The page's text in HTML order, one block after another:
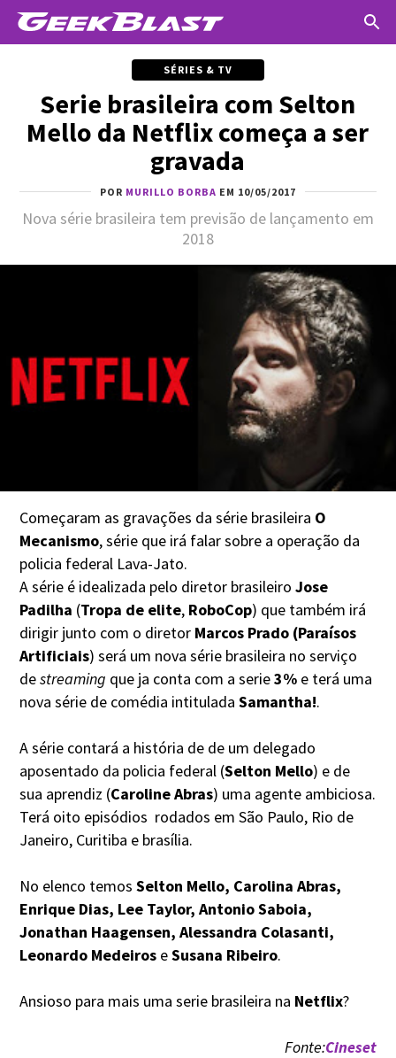
SÉRIES & TV
Serie brasileira com Selton
Mello da Netflix começa a ser
gravada
POR MURILLO BORBA EM 10/05/2017
Nova série brasileira tem previsão de lançamento em
2018
Começaram as gravações da série brasileira O
Mecanismo, série que irá falar sobre a operação da
policia federal Lava-Jato.
A série é idealizada pelo diretor brasileiro Jose
Padilha (Tropa de elite, RoboCop) que também irá
dirigir junto com o diretor Marcos Prado (Paraísos
Artificiais) será um nova série brasileira no serviço
destreaming que ja conta com a serie3% e terá uma
nova série de comédia intituladaSamantha!.
A série contará a história de de um delegado
aposentado da policia federal (Selton Mello) e de
sua aprendiz (Caroline Abras) uma agente ambiciosa.
Terá oito episódios rodados em São Paulo, Rio de
Janeiro, Curitiba e brasília.
No elenco temosSelton Mello, Carolina Abras,
Enrique Dias, Lee Taylor, Antonio Saboia,
Jonathan Haagensen, Alessandra Colasanti,
Leonardo Medeiros eSusana Ribeiro.
Ansioso para mais uma serie brasileira na Netflix?
Fonte:Cineset